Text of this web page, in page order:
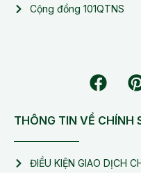
Cộng đồng 101QTNS
THÔNG TIN VỀ CHÍNH
ĐIỀU KIỆN GIAO DỊCH